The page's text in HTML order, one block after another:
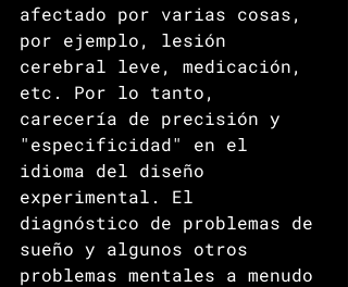
afectado por varias cosas,
por ejemplo, lesión
cerebral leve, medicación,
etc. Por lo tanto,
carecería de precisión y
"especificidad" en el
idioma del diseño
experimental. El
diagnóstico de problemas de
sueño y algunos otros
problemas mentales a menudo